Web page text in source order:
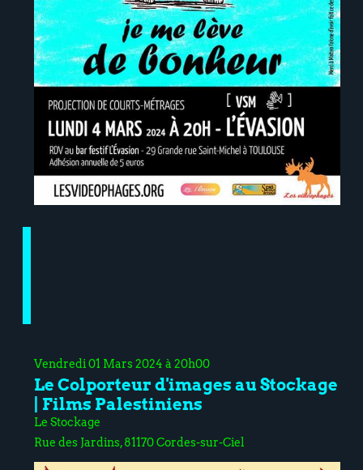
Vendredi 01 Mars 2024 à 20h00
Le Colporteur d'images au Stockage
| Films Palestiniens
Le Stockage
Rue des Jardins, 81170 Cordes-sur-Ciel